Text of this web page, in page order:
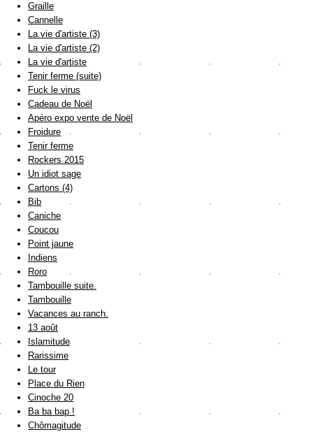
Graille
Cannelle
La vie d'artiste (3)
La vie d'artiste (2)
La vie d'artiste
Tenir ferme (suite)
Fuck le virus
Cadeau de Noël
Apéro expo vente de Noël
Froidure
Tenir ferme
Rockers 2015
Un idiot sage
Cartons (4)
Bib
Caniche
Coucou
Point jaune
Indiens
Roro
Tambouille suite.
Tambouille
Vacances au ranch.
13 août
Islamitude
Rarissime
Le tour
Place du Rien
Cinoche 20
Ba ba bap !
Chômagitude